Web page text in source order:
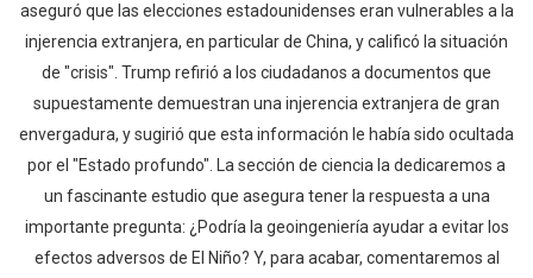
aseguró que las elecciones estadounidenses eran vulnerables a la
injerencia extranjera, en particular de China, y calificó la situación
de "crisis". Trump refirió a los ciudadanos a documentos que
supuestamente demuestran una injerencia extranjera de gran
envergadura, y sugirió que esta información le había sido ocultada
por el "Estado profundo". La sección de ciencia la dedicaremos a
un fascinante estudio que asegura tener la respuesta a una
importante pregunta: ¿Podría la geoingeniería ayudar a evitar los
efectos adversos de El Niño? Y, para acabar, comentaremos al